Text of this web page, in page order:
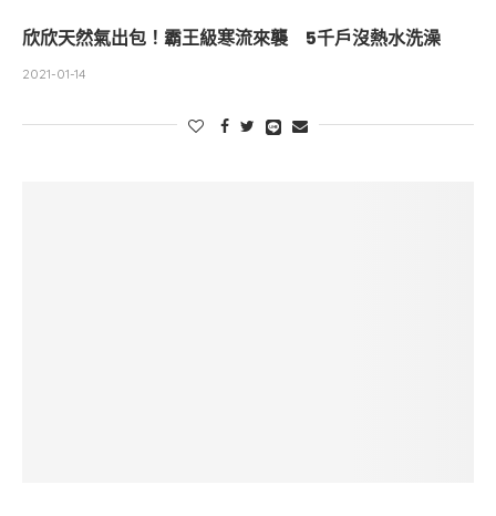
欣欣天然氣出包！霸王級寒流來襲 5千戶沒熱水洗澡
2021-01-14